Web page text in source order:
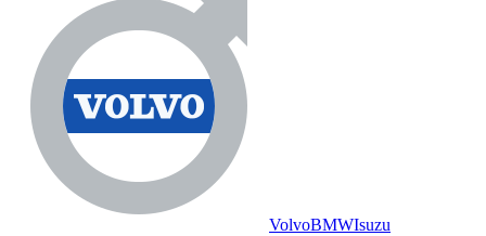
VolvoBMWIsuzu